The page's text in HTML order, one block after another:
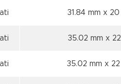
31.84 mm x
35.02 mm x
35.02 mm x